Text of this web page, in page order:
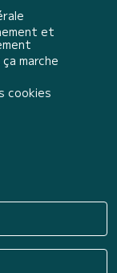
et
marche
cookies